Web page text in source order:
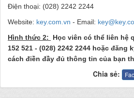
Điện thoại: (028) 2242 2244
Website: key.com.vn - Email:
Hình thức 2:
Học viên có thể liên hệ
152 521 - (028) 2242 2244 hoặc đăng
cách điền đầy đủ thông tin của bạn
Chia sẻ: